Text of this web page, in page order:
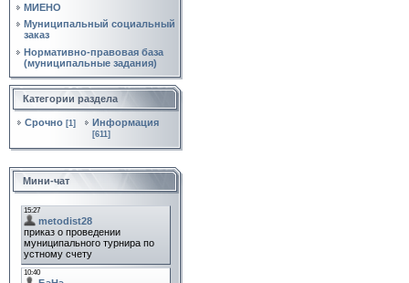
МИЕНО
Муниципальный социальный
заказ
Нормативно‑правовая база
(муниципальные задания)
Категории раздела
Срочно [1] Информация
[611]
Мини-чат